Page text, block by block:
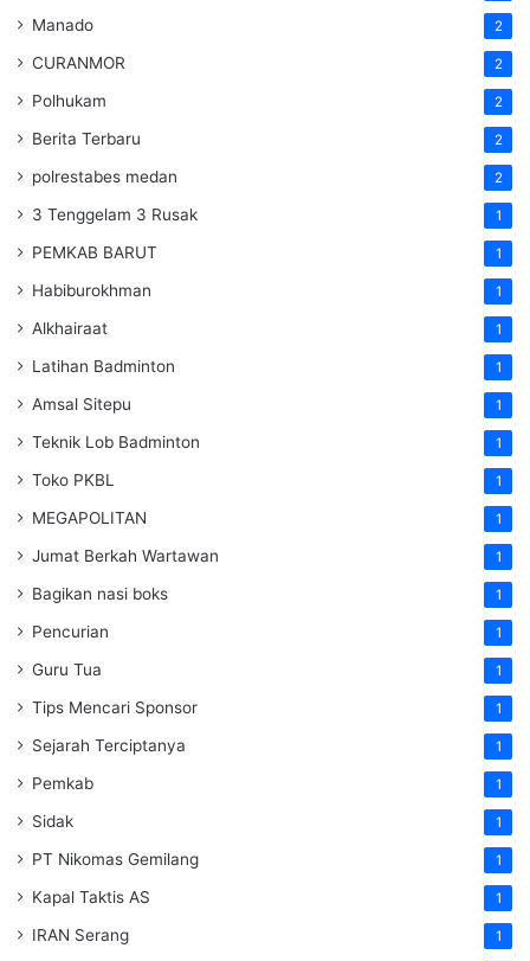
Manado 2
CURANMOR 2
Polhukam 2
Berita Terbaru 2
polrestabes medan 2
3 Tenggelam 3 Rusak 1
PEMKAB BARUT 1
Habiburokhman 1
Alkhairaat 1
Latihan Badminton 1
Amsal Sitepu 1
Teknik Lob Badminton 1
Toko PKBL 1
MEGAPOLITAN 1
Jumat Berkah Wartawan 1
Bagikan nasi boks 1
Pencurian 1
Guru Tua 1
Tips Mencari Sponsor 1
Sejarah Terciptanya 1
Pemkab 1
Sidak 1
PT Nikomas Gemilang 1
Kapal Taktis AS 1
IRAN Serang 1